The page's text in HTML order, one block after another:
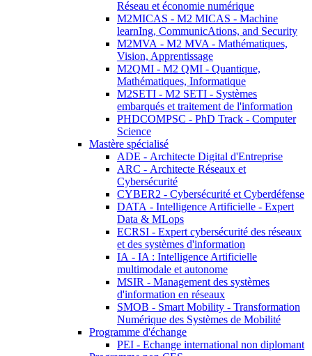
Réseau et économie numérique
M2MICAS - M2 MICAS - Machine
learnIng, CommunicAtions, and Security
M2MVA - M2 MVA - Mathématiques,
Vision, Apprentissage
M2QMI - M2 QMI - Quantique,
Mathématiques, Informatique
M2SETI - M2 SETI - Systèmes
embarqués et traitement de l'information
PHDCOMPSC - PhD Track - Computer
Science
Mastère spécialisé
ADE - Architecte Digital d'Entreprise
ARC - Architecte Réseaux et
Cybersécurité
CYBER2 - Cybersécurité et Cyberdéfense
DATA - Intelligence Artificielle - Expert
Data & MLops
ECRSI - Expert cybersécurité des réseaux
et des systèmes d'information
IA - IA : Intelligence Artificielle
multimodale et autonome
MSIR - Management des systèmes
d'information en réseaux
SMOB - Smart Mobility - Transformation
Numérique des Systèmes de Mobilité
Programme d'échange
PEI - Echange international non diplomant